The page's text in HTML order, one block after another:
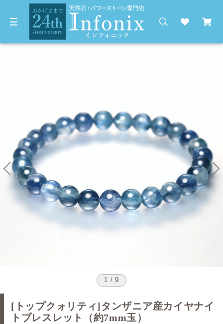
1 / 9
[トップクォリティ]タンザニア産カイヤナイ
トブレスレット（約7mm玉）